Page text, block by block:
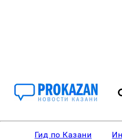
Гид по Казани